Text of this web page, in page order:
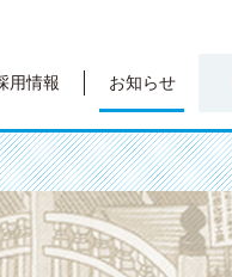
用情報 お知らせ